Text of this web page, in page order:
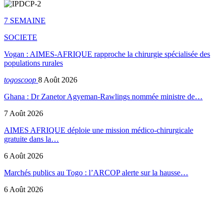
7 SEMAINE
SOCIETE
Vogan : AIMES-AFRIQUE rapproche la chirurgie spécialisée des
populations rurales
togoscoop 8 Août 2026
Ghana : Dr Zanetor Agyeman-Rawlings nommée ministre de…
7 Août 2026
AIMES AFRIQUE déploie une mission médico-chirurgicale
gratuite dans la…
6 Août 2026
Marchés publics au Togo : l’ARCOP alerte sur la hausse…
6 Août 2026